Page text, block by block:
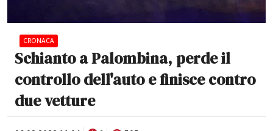
CRONACA
Schianto a Palombina, perde il
controllo dell'auto e finisce contro
due vetture